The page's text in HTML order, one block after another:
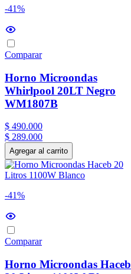
-41%
Comparar
Horno Microondas
Whirlpool 20LT Negro
WM1807B
$ 490.000
$ 289.000
Agregar al carrito
-41%
Comparar
Horno Microondas Haceb